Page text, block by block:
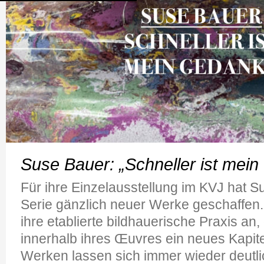
Suse Bauer: „Schneller ist mein
Für ihre Einzelausstellung im KVJ hat
Serie gänzlich neuer Werke
ihre etablierte bildhauerische Praxis
innerhalb ihres Œuvres ein neues
Werken lassen sich immer wieder